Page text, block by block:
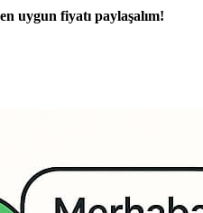
uygun fiyatı paylaşalım!